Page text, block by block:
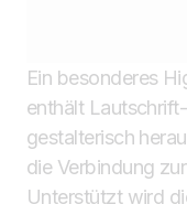
Ein besonderes
enthält
gestalterisch
die Verbindung
Unterstützt wird